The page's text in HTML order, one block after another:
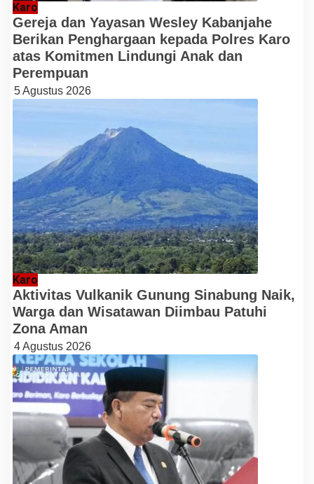
Karo
Gereja dan Yayasan Wesley Kabanjahe
Berikan Penghargaan kepada Polres Karo
atas Komitmen Lindungi Anak dan
Perempuan
5 Agustus 2026
Karo
Aktivitas Vulkanik Gunung Sinabung Naik,
Warga dan Wisatawan Diimbau Patuhi
Zona Aman
4 Agustus 2026